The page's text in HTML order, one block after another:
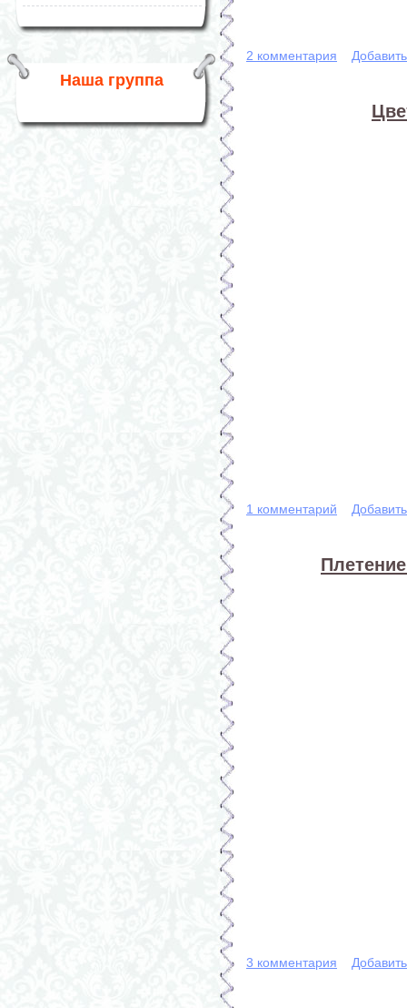
Наша группа
2 комментария
1 комментарий
3 комментария